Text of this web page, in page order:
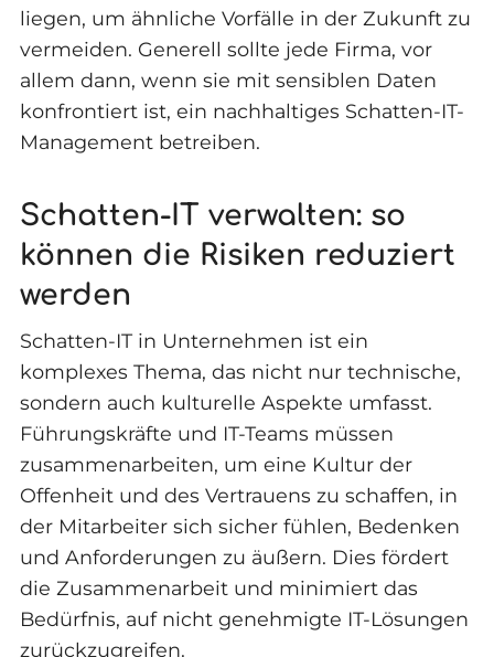
liegen, um ähnliche Vorfälle in der Zukunft zu
vermeiden. Generell sollte jede Firma, vor
allem dann, wenn sie mit sensiblen Daten
konfrontiert ist, ein nachhaltiges Schatten-IT-
Management betreiben.
Schatten-IT verwalten: so
können die Risiken reduziert
werden
Schatten-IT in Unternehmen ist ein
komplexes Thema, das nicht nur technische,
sondern auch kulturelle Aspekte umfasst.
Führungskräfte und IT-Teams müssen
zusammenarbeiten, um eine Kultur der
Offenheit und des Vertrauens zu schaffen, in
der Mitarbeiter sich sicher fühlen, Bedenken
und Anforderungen zu äußern. Dies fördert
die Zusammenarbeit und minimiert das
Bedürfnis, auf nicht genehmigte IT-Lösungen
zurückzugreifen.